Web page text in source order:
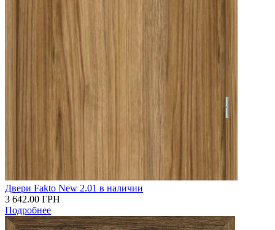
Двери Fakto New 2.01 в наличии
3 642.00 ГРН
Подробнее